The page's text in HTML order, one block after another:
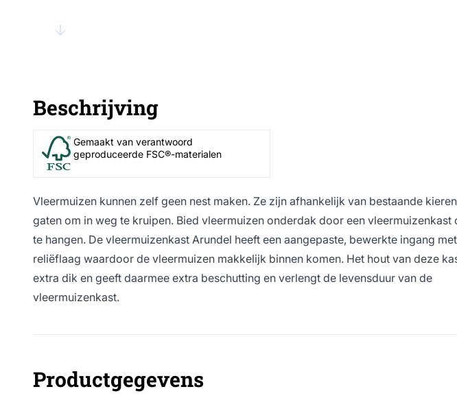
Beschrijving
Gemaakt van verantwoord
geproduceerde FSC®-materialen
Vleermuizen kunnen zelf geen nest maken. Ze zijn afhankelijk van bestaande
gaten om in weg te kruipen. Bied vleermuizen onderdak door een vleermuizenkast
te hangen. De vleermuizenkast Arundel heeft een aangepaste, bewerkte ingang
reliëflaag waardoor de vleermuizen makkelijk binnen komen. Het hout van deze
extra dik en geeft daarmee extra beschutting en verlengt de levensduur van de
vleermuizenkast.
Productgegevens